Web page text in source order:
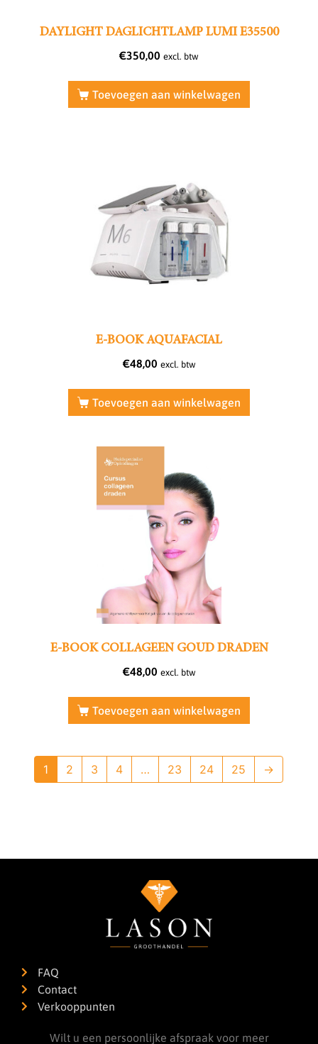
DAYLIGHT DAGLICHTLAMP LUMI E35500
€350,00 excl. btw
Toevoegen aan winkelwagen
E-BOOK AQUAFACIAL
€48,00 excl. btw
Toevoegen aan winkelwagen
E-BOOK COLLAGEEN GOUD DRADEN
€48,00 excl. btw
Toevoegen aan winkelwagen
1 2 3 4 … 23 24 25 →
FAQ
Contact
Verkooppunten
Wilt u een persoonlijke afspraak voor meer